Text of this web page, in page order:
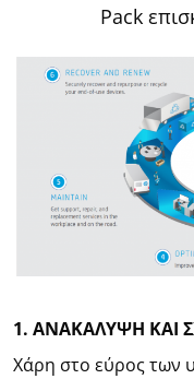
Pack
1. ΑΝΑΚΑΛΥΨΗ ΚΑΙ
Χάρη στο εύρος των